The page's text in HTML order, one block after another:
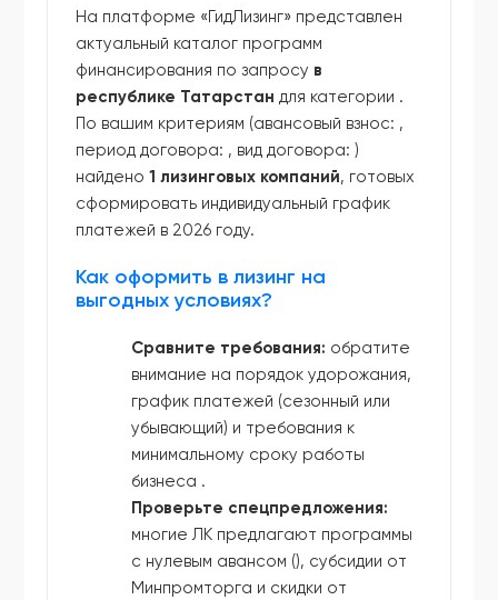
На платформе «ГидЛизинг» представлен
актуальный каталог программ
финансирования по запросу в
республике Татарстан для категории .
По вашим критериям (авансовый взнос: ,
период договора: , вид договора:)
найдено1 лизинговых компаний, готовых
сформировать индивидуальный график
платежей в 2026 году.
Как оформить в лизинг на
выгодных условиях?
Сравните требования: обратите
внимание на порядок удорожания,
график платежей (сезонный или
убывающий) и требования к
минимальному сроку работы
бизнеса .
Проверьте спецпредложения:
многие ЛК предлагают программы
с нулевым авансом (), субсидии от
Минпромторга и скидки от